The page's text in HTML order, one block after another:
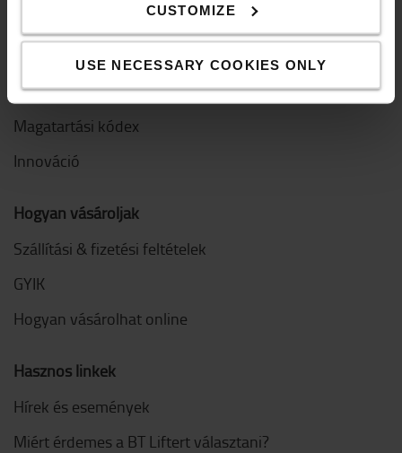
CUSTOMIZE
USE NECESSARY COOKIES ONLY
Fenntarthatóság
QHSEE
Magatartási kódex
Innováció
Hogyan vásároljak
Szállítási & fizetési feltételek
GYIK
Hogyan vásárolhat online
Hasznos linkek
Hírek és események
Miért érdemes a BT Liftert választani?